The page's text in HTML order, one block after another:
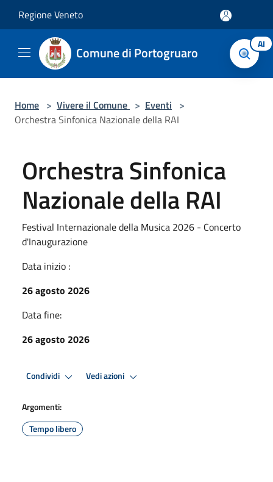
Regione Veneto
Comune di Portogruaro AI
Home > Vivere il Comune > Eventi >
Orchestra Sinfonica Nazionale della RAI
Orchestra Sinfonica
Nazionale della RAI
Festival Internazionale della Musica 2026 - Concerto
d'Inaugurazione
Data inizio :
26 agosto 2026
Data fine:
26 agosto 2026
Condividi Vedi azioni
Argomenti:
Tempo libero